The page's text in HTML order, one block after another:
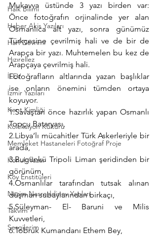
Halk Bilimi
Haber Akis Yazıları
Harf Devrimi
Hızırellez
İLEV
İzmir Yazıları
Kent Kimliği
Koleksiyon Kültürü
Memleket Hastaneleri Fotoğraf Proje
Konuk Yazar
Köy Enstitüleri
Nazim Nasreddinov Yazıları
Takvim
Sergilerim
Mukavva üstünde 3 yazı birden var:
Önce fotoğrafın orjinalinde yer alan
Osmanlıca alt yazı, sonra günümüz
Türkçesine çevrilmiş hali ve de bir de
Arapça bir yazı. Muhtemelen bu kez de
Arapçaya çevrilmiş hali.
Fotoğrafların altlarında yazan başlıklar
ise onların önemini tümden ortaya
koyuyor.
1.Savaştan önce hazırlık yapan Osmanlı
Topçu Bataryası,
2.Libya’lı mücahitler Türk Askerleriyle bir
arada,
3.Bugünkü Tripoli Liman şeridinden bir
görünüm,
4.Osmanlılar tarafından tutsak alınan
düşman subaylarından birkaçı,
5.Süleyman- El- Baruni ve Milis
Kuvvetleri,
6.Tobruk Kumandanı Ethem Bey,